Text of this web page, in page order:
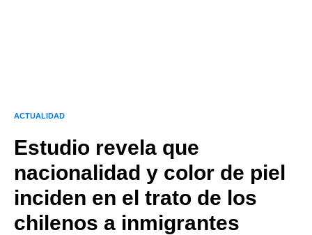
ACTUALIDAD
Estudio revela que
nacionalidad y color de piel
inciden en el trato de los
chilenos a inmigrantes